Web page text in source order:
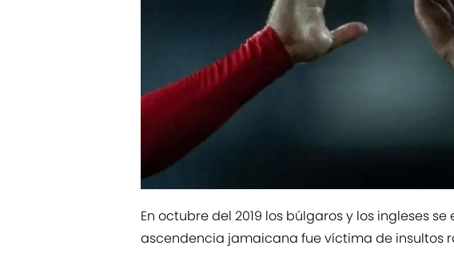
En octubre del 2019 los búlgaros y los ingleses
ascendencia jamaicana fue víctima de insultos